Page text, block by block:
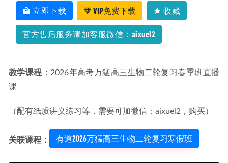
立即下载 VIP免费下载 收藏
官方售后服务请加客服微信：aixuel2
教学课程： 2026年高考万猛高三生物二轮复习春季班直播
课
（配有纸质讲义练习等，需要可加微信：aixuel2，购买）
关联课程： 有道2026万猛高三生物二轮复习寒假班
2022-11-07
2024新东方陈志超英语四级全程班 2024-04-14